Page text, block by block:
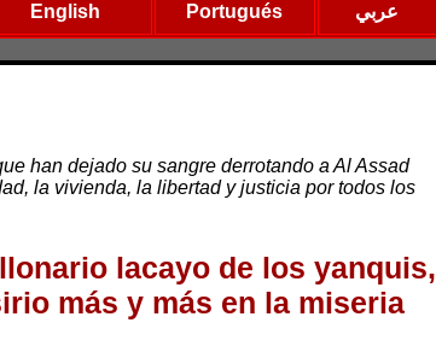
English Portugués عربي
han dejado su sangre derrotando a Al Assad
la vivienda, la libertad y justicia por todos los
lacayo de los yanquis,
más y más en la miseria